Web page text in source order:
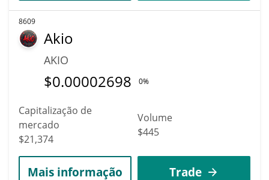
8609
Akio
AKIO
$0.00002698 0%
Capitalização de
mercado
$21,374
Volume
$445
Mais informação Trade